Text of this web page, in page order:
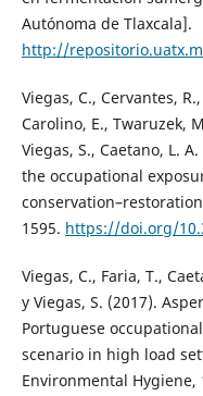
Autónoma de Tlaxcala].
http://
Viegas, C., Cervantes,
Carolino, E., Twaruzek,
Viegas, S., Caetano, L.
the occupational
1595. https://doi.org/
Viegas, C., Faria, T.,
y Viegas, S. (2017).
Portuguese
scenario in high load
Environmental Hygiene,